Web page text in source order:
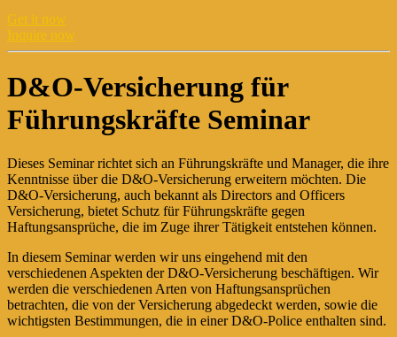
Get it now
Inquire now
D&O-Versicherung für
Führungskräfte Seminar
Dieses Seminar richtet sich an Führungskräfte und Manager, die ihre
Kenntnisse über die D&O-Versicherung erweitern möchten. Die
D&O-Versicherung, auch bekannt als Directors and Officers
Versicherung, bietet Schutz für Führungskräfte gegen
Haftungsansprüche, die im Zuge ihrer Tätigkeit entstehen können.
In diesem Seminar werden wir uns eingehend mit den
verschiedenen Aspekten der D&O-Versicherung beschäftigen. Wir
werden die verschiedenen Arten von Haftungsansprüchen
betrachten, die von der Versicherung abgedeckt werden, sowie die
wichtigsten Bestimmungen, die in einer D&O-Police enthalten sind.